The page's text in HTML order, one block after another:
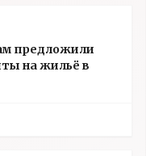
предложили
на жильё в